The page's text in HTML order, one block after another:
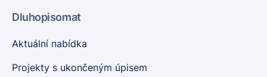
Dluhopisomat
Aktuální nabídka
Projekty s ukončeným úpisem